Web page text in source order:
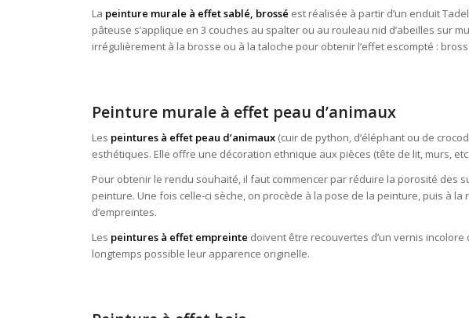
La peinture murale à effet sablé, brossé est réalisée à partir d’un enduit
pâteuse s’applique en 3 couches au spalter ou au rouleau nid d’abeilles sur
irrégulièrement à la brosse ou à la taloche pour obtenir l’effet escompté :
Peinture murale à effet peau d’animaux
Les peintures à effet peau d’animaux (cuir de python, d’éléphant ou de
esthétiques. Elle offre une décoration ethnique aux pièces (tête de lit, murs,
Pour obtenir le rendu souhaité, il faut commencer par réduire la porosité des
peinture. Une fois celle-ci sèche, on procède à la pose de la peinture, puis à
d’empreintes.
Les peintures à effet empreinte doivent être recouvertes d’un vernis
longtemps possible leur apparence originelle.